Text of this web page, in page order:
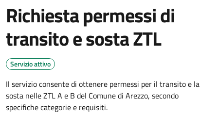
Richiesta permessi di
transito e sosta ZTL
Servizio attivo
Il servizio consente di ottenere permessi per il transito e la
sosta nelle ZTL A e B del Comune di Arezzo, secondo
specifiche categorie e requisiti.